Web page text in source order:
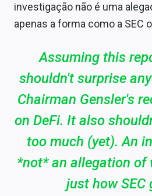
investigação não é uma
apenas a forma como a SEC
Assuming this
shouldn't surprise
Chairman Gensler's
on DeFi. It also
too much (yet). An
*not* an allegation of
just how SEC